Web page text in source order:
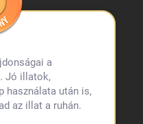
a
Jó illatok,
használata után is,
az illat a ruhán.